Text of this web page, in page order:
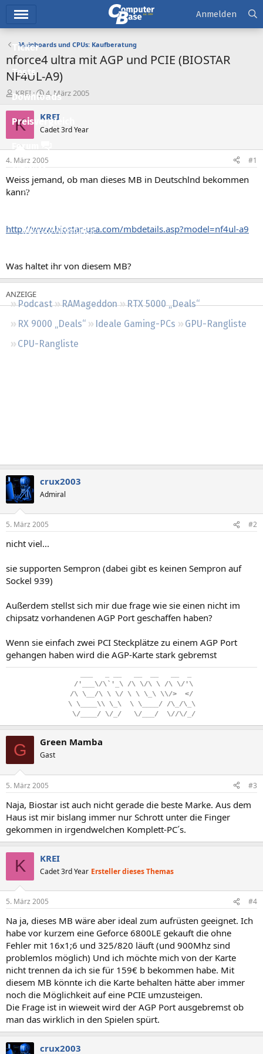
Ticker
Tests
Downloads
Preisvergleich
Forum
Aktuelles
Empfohlene Inhalte
Neueste Aktivitäten
Regeln
Podcast RAMageddon
RTX 5000 „Deals“
RX 9000 „Deals“
Ideale Gaming-PCs
GPU-Rangliste
CPU-Rangliste
Anmelden
Mainboards und CPUs: Kaufberatung
nforce4 ultra mit AGP und PCIE (BIOSTAR
NF4UL-A9)
E
r
s
t
l
e
r
KREI
E
r
s
e
l
t
a
4. März 2005
K KREI
Cadet 3rd Year
4. März 2005 #1
Weiss jemand, ob man dieses MB in Deutschlnd bekommen
kann?
http://www.biostar-usa.com/mbdetails.asp?model=nf4ul-a9
Was haltet ihr von diesem MB?
crux2003
Admiral
5. März 2005 #2
nicht viel...
sie supporten Sempron (dabei gibt es keinen Sempron auf
Sockel 939)
Außerdem stellst sich mir due frage wie sie einen nicht im
chipsatz vorhandenen AGP Port geschaffen haben?
Wenn sie einfach zwei PCI Steckplätze zu einem AGP Port
gehangen haben wird die AGP-Karte stark gebremst
/'___\/\`'_\ /\ \/\ \ /\ \/'\
/\ \__/\ \ \/ \ \ \_\ \\/>
</
\. \____\\. \_\.. \. \____/ /\_/\_\
\/____/ \/_/ \/___/ \//\/_/
G Green Mamba
Gast
5. März 2005 #3
Naja, Biostar ist auch nicht gerade die beste Marke. Aus dem
Haus ist mir bislang immer nur Schrott unter die Finger
gekommen in irgendwelchen Komplett-PC´s.
K KREI
Cadet 3rd Year Ersteller dieses Themas
5. März 2005 #4
Na ja, dieses MB wäre aber ideal zum aufrüsten geeignet. Ich
habe vor kurzem eine Geforce 6800LE gekauft die ohne
Fehler mit 16x1;6 und 325/820 läuft (und 900Mhz sind
problemlos möglich) Und ich möchte mich von der Karte
nicht trennen da ich sie für 159€ b bekommen habe. Mit
diesem MB könnte ich die Karte behalten hätte aber immer
noch die Möglichkeit auf eine PCIE umzusteigen.
Die Frage ist in wieweit wird der AGP Port ausgebremst ob
man das wirklich in den Spielen spürt.
crux2003